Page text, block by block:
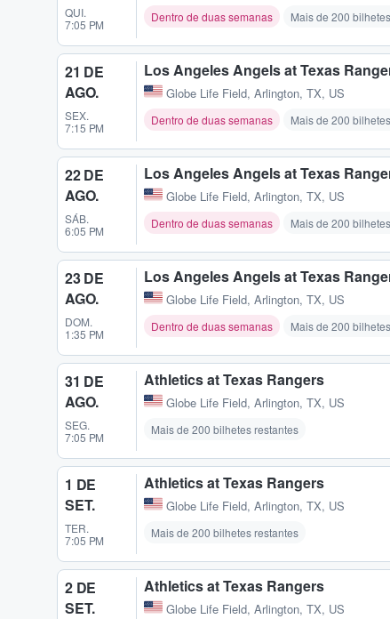
QUI.
7:05 PM
Dentro de duas semanas Mais de 200
21 DE
AGO.
SEX.
7:15 PM
Los Angeles Angels at Texas
Globe Life Field, Arlington, TX, US
Dentro de duas semanas Mais de 200
22 DE
AGO.
SÁB.
6:05 PM
Los Angeles Angels at Texas
Globe Life Field, Arlington, TX, US
Dentro de duas semanas Mais de 200
23 DE
AGO.
DOM.
1:35 PM
Los Angeles Angels at Texas
Globe Life Field, Arlington, TX, US
Dentro de duas semanas Mais de 200
31 DE
AGO.
SEG.
7:05 PM
Athletics at Texas Rangers
Globe Life Field, Arlington, TX, US
Mais de 200 bilhetes restantes
1 DE
SET.
TER.
7:05 PM
Athletics at Texas Rangers
Globe Life Field, Arlington, TX, US
Mais de 200 bilhetes restantes
2 DE
SET.
Athletics at Texas Rangers
Globe Life Field, Arlington, TX, US